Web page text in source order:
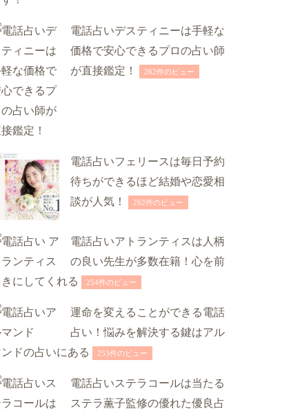
電話占いデスティニーは手軽な
価格で安心できるプロの占い師
が直接鑑定！
262件のビュー
電話占いフェリースは毎日予約
待ちができるほど結婚や恋愛相
談が人気！
262件のビュー
電話占いアトランティスは人柄
の良い先生が多数在籍！心を前
にしてくれる
254件のビュー
運命を変えることができる電話
占い！悩みを解決する鍵はアル
ドの占いにある
253件のビュー
電話占いステラコールは当たる
ステラ薫子監修の優れた優良占